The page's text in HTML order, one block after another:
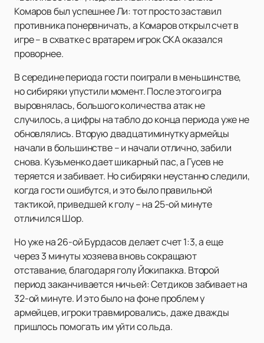
Комаров был успешнее Ли: тот просто заставил
противника понервничать, а Комаров открыл счет в
игре – в схватке с вратарем игрок СКА оказался
проворнее.
В середине периода гости поиграли в меньшинстве,
но сибиряки упустили момент. После этого игра
выровнялась, большого количества атак не
случилось, а цифры на табло до конца периода уже не
обновлялись. Вторую двадцатиминутку армейцы
начали в большинстве – и начали отлично, забили
снова. Кузьменко дает шикарный пас, а Гусев не
теряется и забивает. Но сибиряки неустанно следили,
когда гости ошибутся, и это было правильной
тактикой, приведшей к голу – на 25-ой минуте
отличился Шор.
Но уже на 26-ой Бурдасов делает счет 1:3, а еще
через 3 минуты хозяева вновь сокращают
отставание, благодаря голу Йокипакка. Второй
период заканчивается ничьей: Сетдиков забивает на
32-ой минуте. И это было на фоне проблем у
армейцев, игроки травмировались, даже дважды
пришлось помогать им уйти со льда.